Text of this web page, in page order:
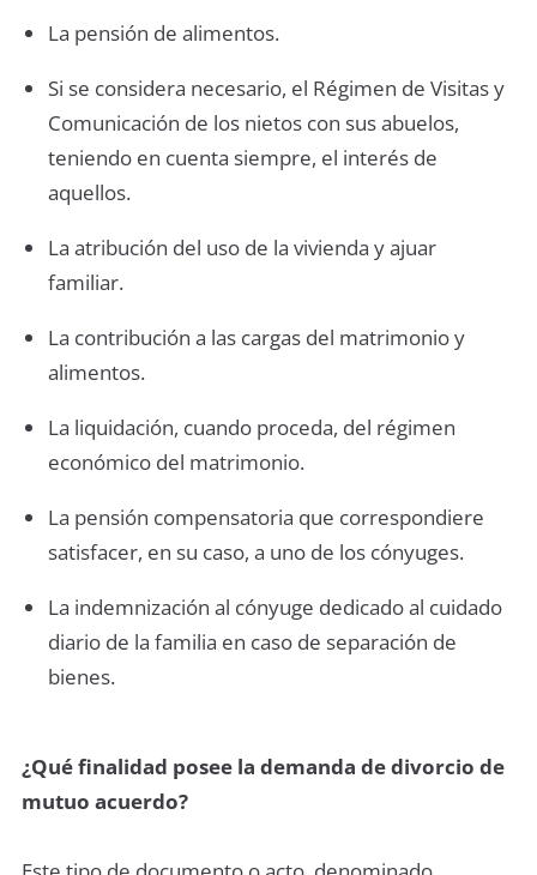
La pensión de alimentos.
Si se considera necesario, el Régimen de Visitas y
Comunicación de los nietos con sus abuelos,
teniendo en cuenta siempre, el interés de
aquellos.
La atribución del uso de la vivienda y ajuar
familiar.
La contribución a las cargas del matrimonio y
alimentos.
La liquidación, cuando proceda, del régimen
económico del matrimonio.
La pensión compensatoria que correspondiere
satisfacer, en su caso, a uno de los cónyuges.
La indemnización al cónyuge dedicado al cuidado
diario de la familia en caso de separación de
bienes.
¿Qué finalidad posee la demanda de divorcio de
mutuo acuerdo?